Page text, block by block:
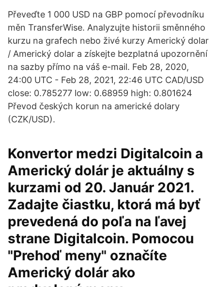
Převeďte 1 000 USD na GBP pomocí převodníku
měn TransferWise. Analyzujte historii směnného
kurzu na grafech nebo živé kurzy Americký dolar
/ Americký dolar a získejte bezplatná upozornění
na sazby přímo na váš e-mail. Feb 28, 2020,
24:00 UTC - Feb 28, 2021, 22:46 UTC CAD/USD
close: 0.785277 low: 0.68959 high: 0.801624
Převod českých korun na americké dolary
(CZK/USD).
Konvertor medzi Digitalcoin a
Americký dolár je aktuálny s
kurzami od 20. Január 2021.
Zadajte čiastku, ktorá má byť
prevedená do poľa na ľavej
strane Digitalcoin. Pomocou
"Prehoď meny" označíte
Americký dolár ako